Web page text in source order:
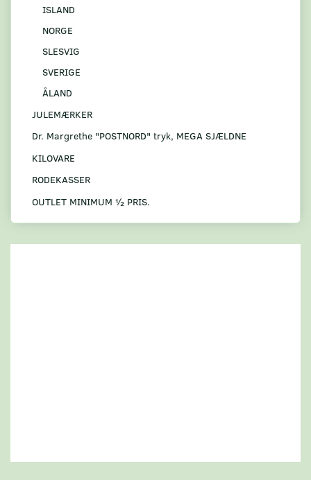
ISLAND
NORGE
SLESVIG
SVERIGE
ÅLAND
JULEMÆRKER
Dr. Margrethe "POSTNORD" tryk, MEGA SJÆLDNE
KILOVARE
RODEKASSER
OUTLET MINIMUM ½ PRIS.